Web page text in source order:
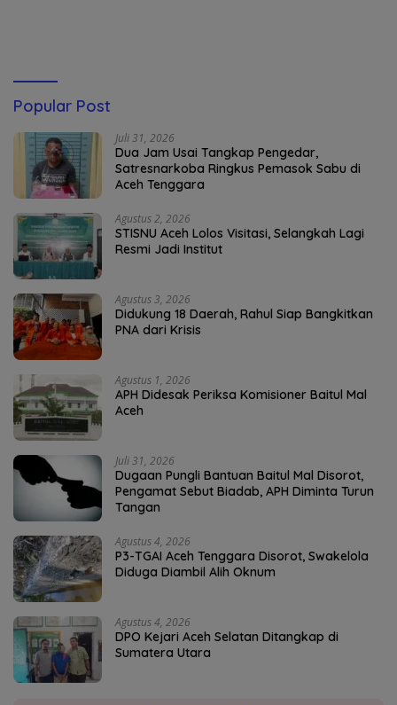
Popular Post
Juli 31, 2026
Dua Jam Usai Tangkap Pengedar,
Satresnarkoba Ringkus Pemasok Sabu di
Aceh Tenggara
Agustus 2, 2026
STISNU Aceh Lolos Visitasi, Selangkah Lagi
Resmi Jadi Institut
Agustus 3, 2026
Didukung 18 Daerah, Rahul Siap Bangkitkan
PNA dari Krisis
Agustus 1, 2026
APH Didesak Periksa Komisioner Baitul Mal
Aceh
Juli 31, 2026
Dugaan Pungli Bantuan Baitul Mal Disorot,
Pengamat Sebut Biadab, APH Diminta Turun
Tangan
Agustus 4, 2026
P3-TGAI Aceh Tenggara Disorot, Swakelola
Diduga Diambil Alih Oknum
Agustus 4, 2026
DPO Kejari Aceh Selatan Ditangkap di
Sumatera Utara